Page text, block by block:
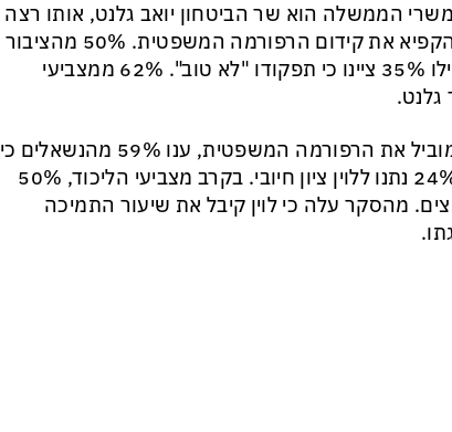
הממשלה הוא שר הביטחון יואב גלנט, אותו רצה
נתניהו לפטר בעקבות קריאתו להקפיא את קידום הרפורמה המשפטית. 50% מהציבור
סבורים שגלנט מתפקד היטב ואילו 35% ציינו כי תפקודו "לא טוב". 62% ממצביעי
גלנט.
לגבי שר המשפטים יריב לוין, שמוביל את הרפורמה המשפטית, ענו 59% מהנשאלים כי
הם אינם מרוצים מתפקודו. רק 24% נתנו ללוין ציון חיובי. בקרב מצביעי הליכוד, 50%
ואילו 39% לא מרוצים. מהסקר עלה כי לוין קיבל את שיעור התמיכה